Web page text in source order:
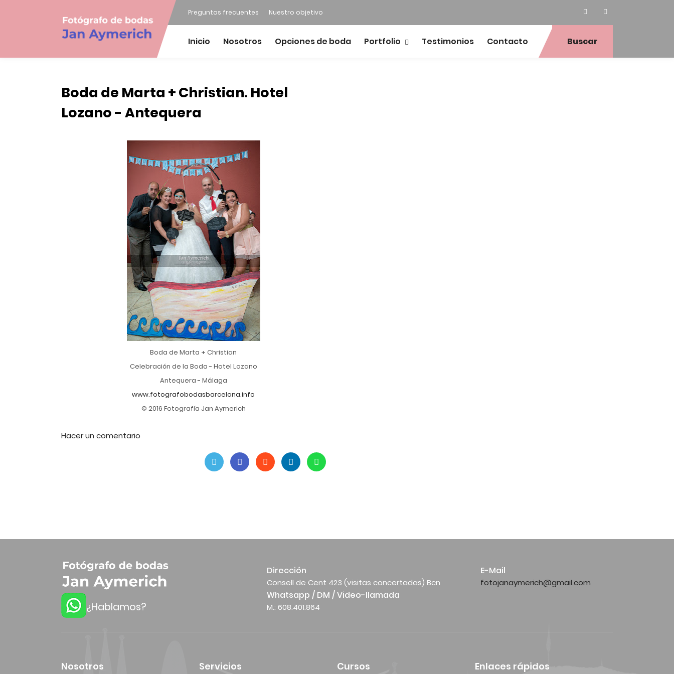
Preguntas frecuentes Nuestro objetivo
Inicio Nosotros Opciones de boda Portfolio Testimonios Contacto Buscar
Boda de Marta + Christian. Hotel
Lozano - Antequera
Boda de Marta + Christian
Celebración de la Boda - Hotel Lozano
Antequera - Málaga
www.fotografobodasbarcelona.info
© 2016 Fotografía Jan Aymerich
Hacer un comentario
¿Hablamos?
Dirección
Consell de Cent 423 (visitas concertadas) Bcn
E-Mail
fotojanaymerich@gmail.com
Whatsapp / DM / Video-llamada
M.: 608.401.864
Nosotros Servicios Cursos Enlaces rápidos